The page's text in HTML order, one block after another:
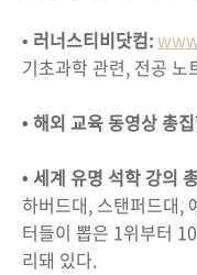
• 러너스티비닷컴:
기초과학 관련, 전공
• 해외 교육 동영상 총
• 세계 유명 석학 강의
하버드대, 스탠퍼드대,
터들이 뽑은 1위부터
리돼 있다.